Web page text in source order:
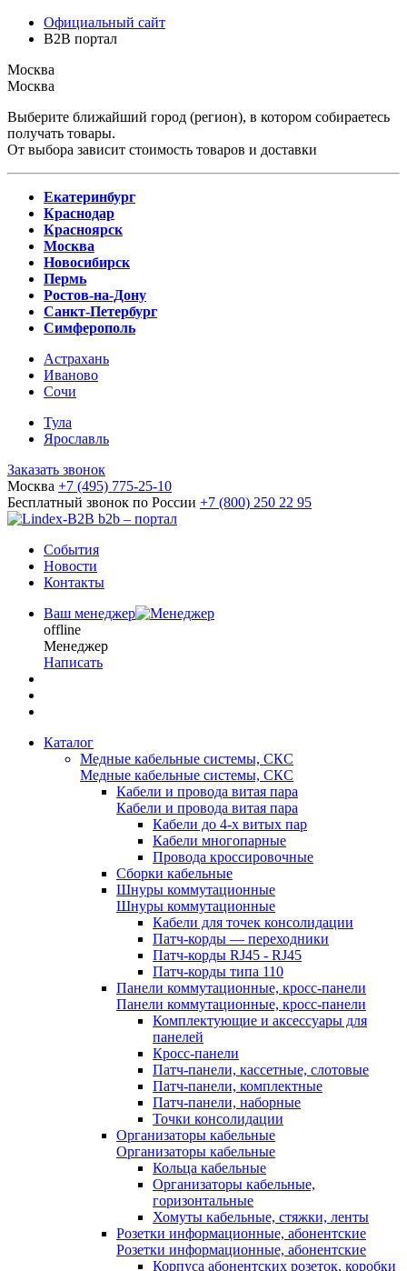
Официальный сайт
B2B портал
Москва
Москва
Выберите ближайший город (регион), в котором собираетесь
получать товары.
От выбора зависит стоимость товаров и доставки
Екатеринбург
Краснодар
Красноярск
Москва
Новосибирск
Пермь
Ростов-на-Дону
Санкт-Петербург
Симферополь
Астрахань
Иваново
Сочи
Тула
Ярославль
Заказать звонок
Москва +7 (495) 775-25-10
Бесплатный звонок по России +7 (800) 250 22 95
b2b – портал
События
Новости
Контакты
Ваш менеджер
offline
Менеджер
Написать
Каталог
Медные кабельные системы, СКС
Медные кабельные системы, СКС
Кабели и провода витая пара
Кабели и провода витая пара
Кабели до 4-х витых пар
Кабели многопарные
Провода кроссировочные
Сборки кабельные
Шнуры коммутационные
Шнуры коммутационные
Кабели для точек консолидации
Патч-корды — переходники
Патч-корды RJ45 - RJ45
Патч-корды типа 110
Панели коммутационные, кросс-панели
Панели коммутационные, кросс-панели
Комплектующие и аксессуары для
панелей
Кросс-панели
Патч-панели, кассетные, слотовые
Патч-панели, комплектные
Патч-панели, наборные
Точки консолидации
Организаторы кабельные
Организаторы кабельные
Кольца кабельные
Организаторы кабельные,
горизонтальные
Хомуты кабельные, стяжки, ленты
Розетки информационные, абонентские
Розетки информационные, абонентские
Корпуса абонентских розеток, коробки